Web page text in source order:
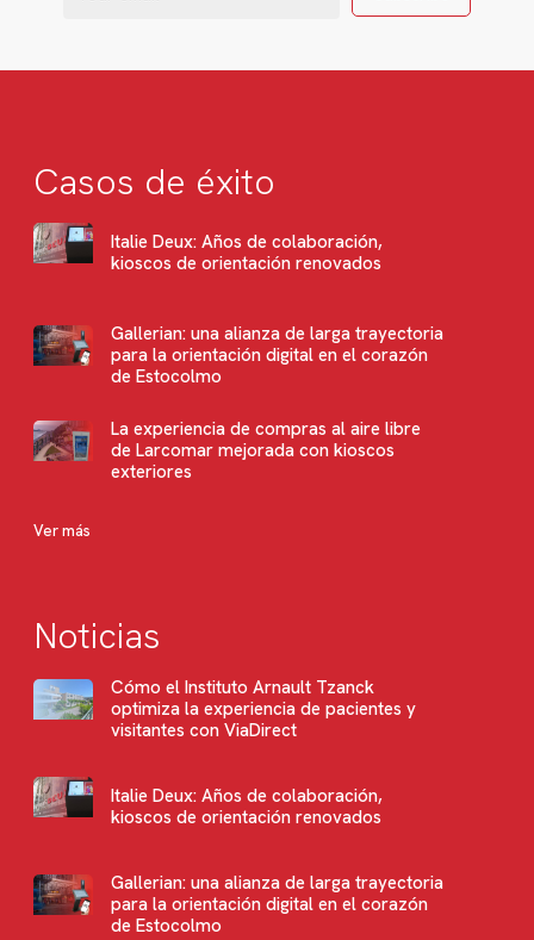
Casos de éxito
Italie Deux: Años de colaboración,
kioscos de orientación renovados
Gallerian: una alianza de larga trayectoria
para la orientación digital en el corazón
de Estocolmo
La experiencia de compras al aire libre
de Larcomar mejorada con kioscos
exteriores
Ver más
Noticias
Cómo el Instituto Arnault Tzanck
optimiza la experiencia de pacientes y
visitantes con ViaDirect
Italie Deux: Años de colaboración,
kioscos de orientación renovados
Gallerian: una alianza de larga trayectoria
para la orientación digital en el corazón
de Estocolmo